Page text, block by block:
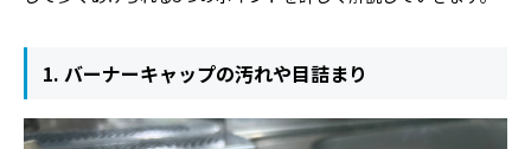
1. バーナーキャップの汚れや目詰まり